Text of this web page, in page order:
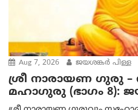
Aug 7, 2026 ജയശങ്കര്‍ പിള്ള
ശ്രീ നാരായണ ഗുരു –
മഹാഗുരു (ഭാഗം 8):